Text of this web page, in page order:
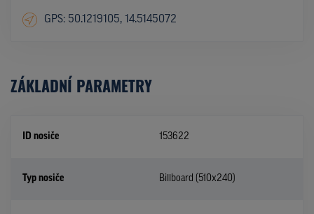
GPS: 50.1219105, 14.5145072
ZÁKLADNÍ PARAMETRY
ID nosiče 153622
Typ nosiče Billboard (510x240)